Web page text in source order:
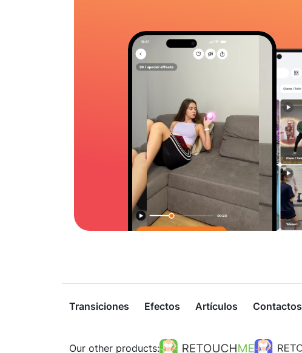
Transiciones Efectos Artículos Contactos
Our other products: